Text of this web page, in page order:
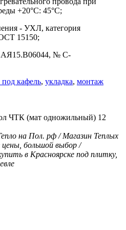
+20°С: 45°С;
- УХЛ, категория
15150;
№ C-
кафель, укладка, монтаж
ЧТК (мат одножильный) 12
на Пол. рф / Магазин Теплых
цены, большой выбор /
в Красноярске под плитку,